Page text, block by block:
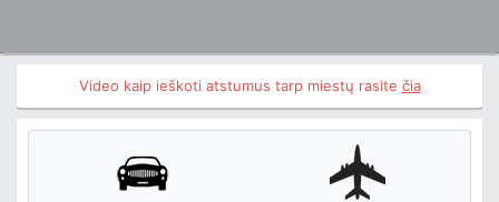
Video kaip ieškoti atstumus tarp miestų rasite čia